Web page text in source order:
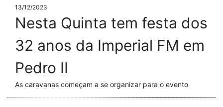
13/12/2023
Nesta Quinta tem festa dos
32 anos da Imperial FM em
Pedro II
As caravanas começam a se organizar para o evento